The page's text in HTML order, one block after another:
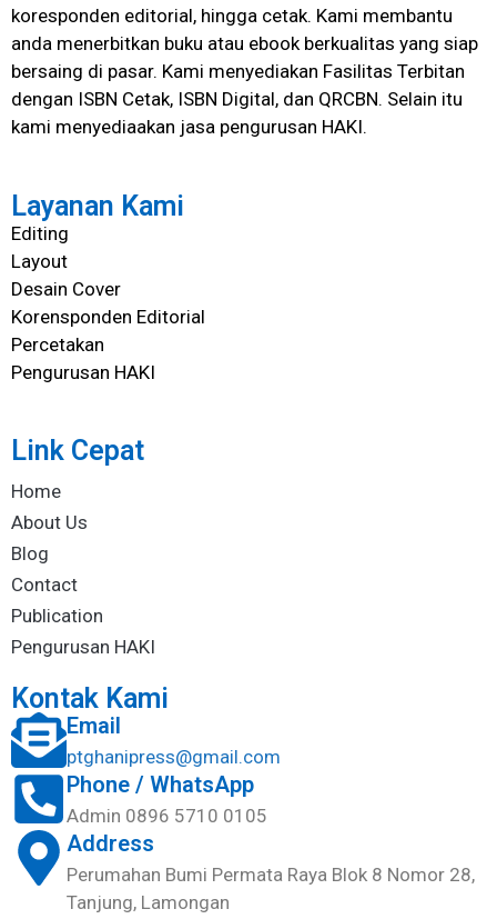
koresponden editorial, hingga cetak. Kami membantu
anda menerbitkan buku atau ebook berkualitas yang siap
bersaing di pasar. Kami menyediakan Fasilitas Terbitan
dengan ISBN Cetak, ISBN Digital, dan QRCBN. Selain itu
kami menyediaakan jasa pengurusan HAKI.
Layanan Kami
Editing
Layout
Desain Cover
Korensponden Editorial
Percetakan
Pengurusan HAKI
Link Cepat
Home
About Us
Blog
Contact
Publication
Pengurusan HAKI
Kontak Kami
Email
ptghanipress@gmail.com
Phone / WhatsApp
Admin 0896 5710 0105
Address
Perumahan Bumi Permata Raya Blok 8 Nomor 28,
Tanjung, Lamongan